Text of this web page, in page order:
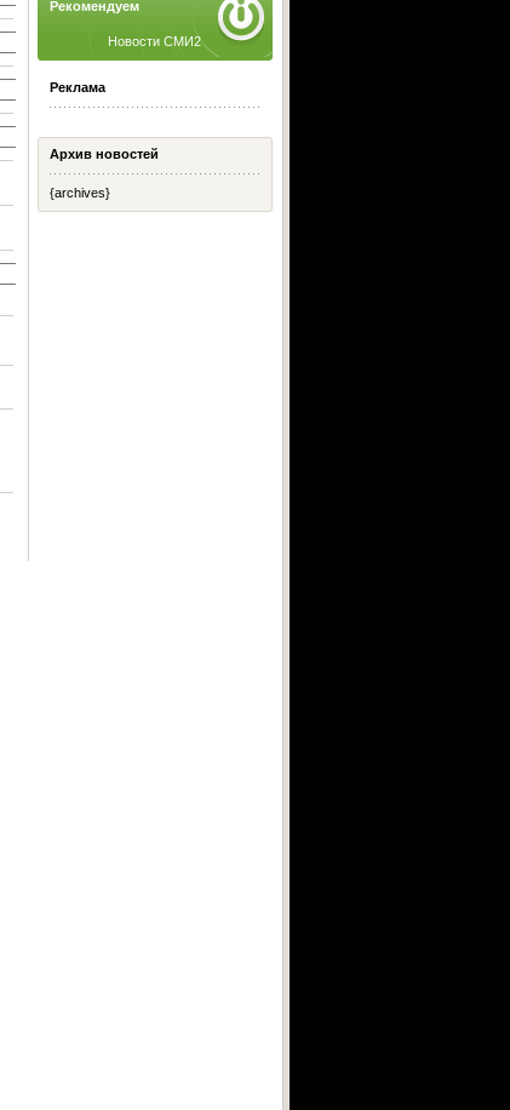
Рекомендуем
Новости СМИ2
Реклама
Архив новостей
{archives}